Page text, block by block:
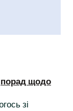
порад щодо
зі